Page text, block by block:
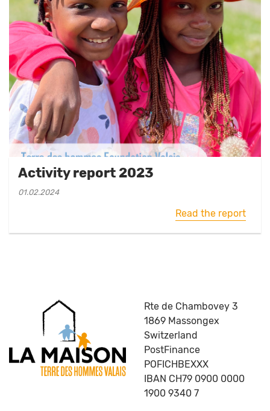
Activity report 2023
01.02.2024
Read the report
Rte de Chambovey 3
1869 Massongex
Switzerland
PostFinance
POFICHBEXXX
IBAN CH79 0900 0000
1900 9340 7